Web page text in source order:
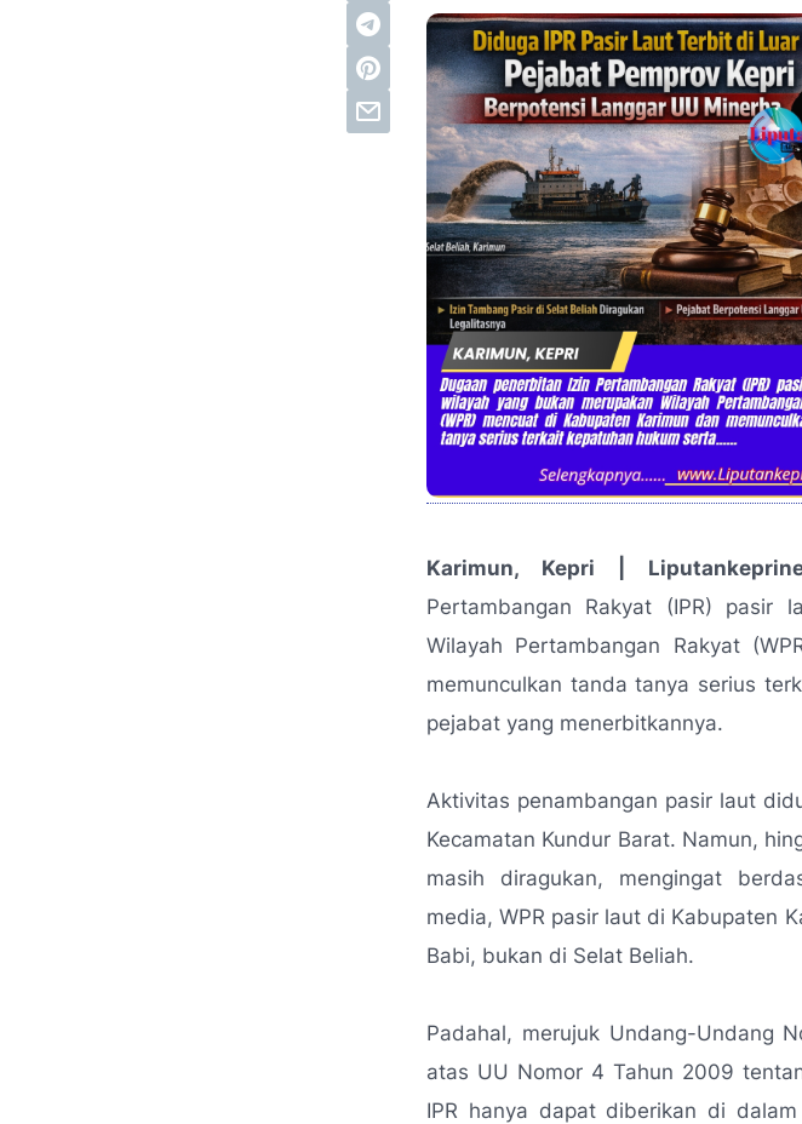
Karimun, Kepri |
Pertambangan Rakyat (IPR) pasir
Wilayah Pertambangan Rakyat
memunculkan tanda tanya serius
pejabat yang menerbitkannya.
Aktivitas penambangan pasir laut
Kecamatan Kundur Barat. Namun,
masih diragukan, mengingat
media, WPR pasir laut di Kabupaten
Babi, bukan di Selat Beliah.
Padahal, merujuk Undang-Undang
atas UU Nomor 4 Tahun 2009
IPR hanya dapat diberikan di